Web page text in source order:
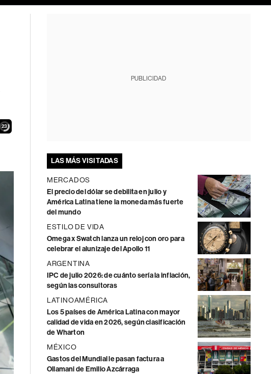
21
PUBLICIDAD
LAS MÁS VISITADAS
MERCADOS
El precio del dólar se debilita en julio y
América Latina tiene la moneda más fuerte
del mundo
ESTILO DE VIDA
Omega x Swatch lanza un reloj con oro para
celebrar el alunizaje del Apollo 11
ARGENTINA
IPC de julio 2026: de cuánto sería la inflación,
según las consultoras
LATINOAMÉRICA
Los 5 países de América Latina con mayor
calidad de vida en 2026, según clasificación
de Wharton
MÉXICO
Gastos del Mundial le pasan factura a
Ollamani de Emilio Azcárraga